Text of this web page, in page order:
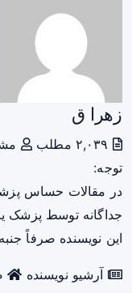
زهرا ق
توجه:
در مقالات حساس
جداگانه توسط پزشک
این نویسنده صرفاً
آرشیو نویسنده